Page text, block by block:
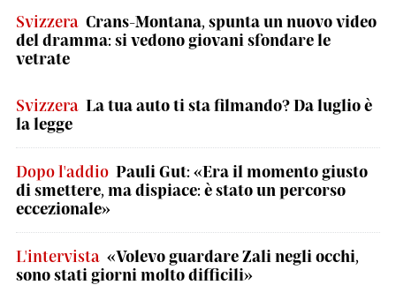
Svizzera Crans-Montana, spunta un nuovo video
del dramma: si vedono giovani sfondare le
vetrate
Svizzera La tua auto ti sta filmando? Da luglio è
la legge
Dopo l'addio Pauli Gut: «Era il momento giusto
di smettere, ma dispiace: è stato un percorso
eccezionale»
L'intervista «Volevo guardare Zali negli occhi,
sono stati giorni molto difficili»